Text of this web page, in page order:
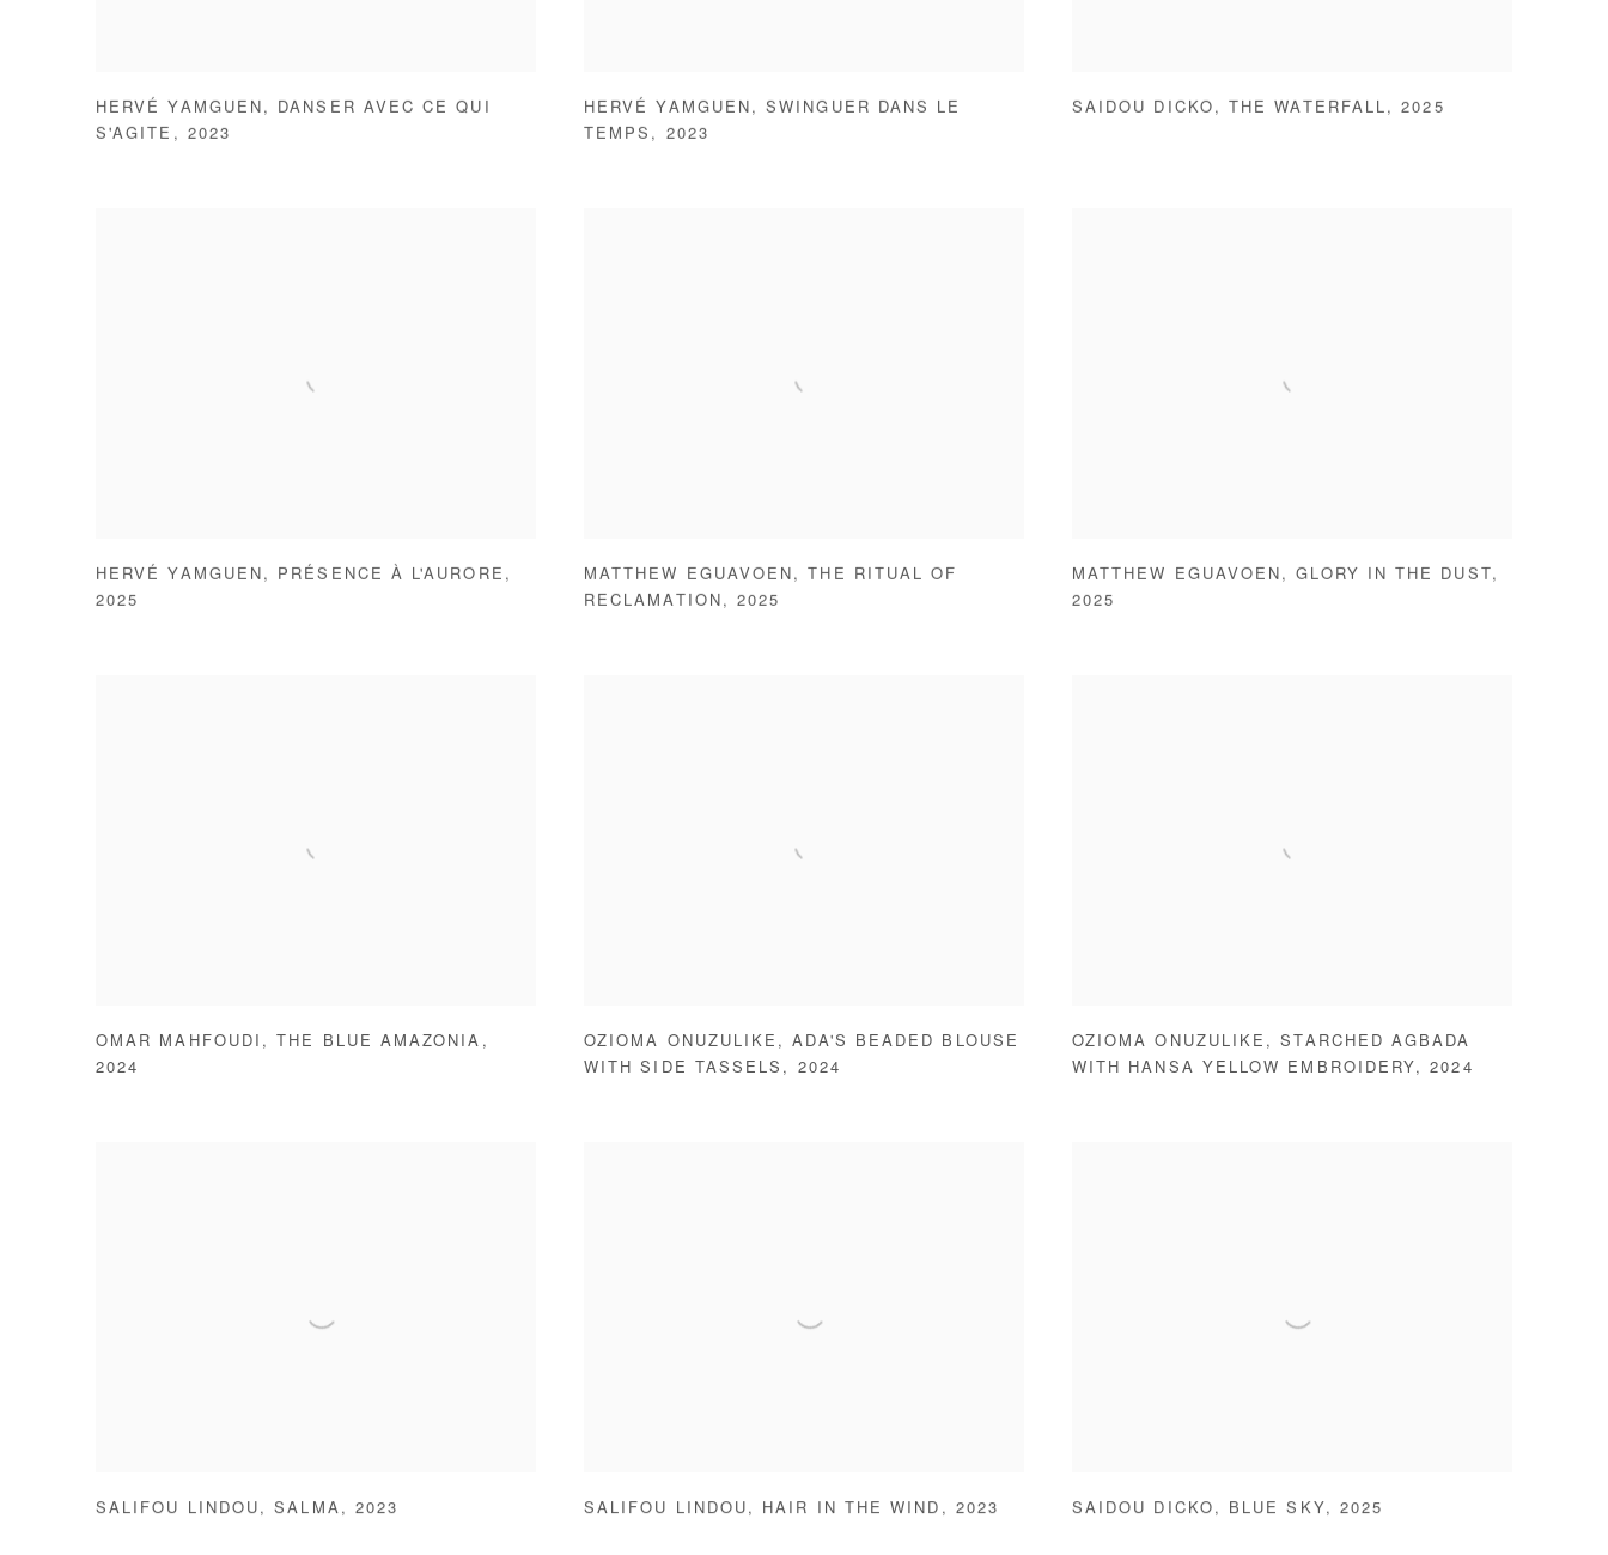
HERVÉ YAMGUEN , DANSER AVEC CE QUI
S'AGITE , 2023
HERVÉ YAMGUEN ,SWINGUER DANS LE
TEMPS , 2023
SAIDOU DICKO , THE WATERFALL ,2025
HERVÉ YAMGUEN , PRÉSENCE À L'AURORE ,
2025
MATTHEW EGUAVOEN ,
THE RITUAL OF
RECLAMATION ,2025
MATTHEW EGUAVOEN ,GLORY IN THE DUST ,
2025
OMAR MAHFOUDI , THE BLUE AMAZONIA ,
2024
OZIOMA ONUZULIKE ,ADA'S BEADED BLOUSE
WITH SIDE TASSELS , 2024
OZIOMA ONUZULIKE ,STARCHED AGBADA
WITH HANSA YELLOW EMBROIDERY ,2024
SALIFOU LINDOU ,SALMA , 2023 SALIFOU LINDOU , HAIR IN THE WIND , 2023 SAIDOU DICKO , BLUE SKY , 2025